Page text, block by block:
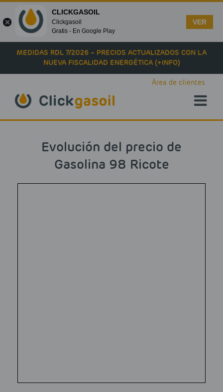
Skip to main content
MEDIDAS RDL 7/2026 – PRECIOS ACTUALIZADOS CON LA
NUEVA FISCALIDAD ENERGÉTICA (+INFO)
Área de clientes
Evolución del precio de
Gasolina 98 Ricote
CLICKGASOIL
Clickgasoil
Gratis - En Google Play
VER